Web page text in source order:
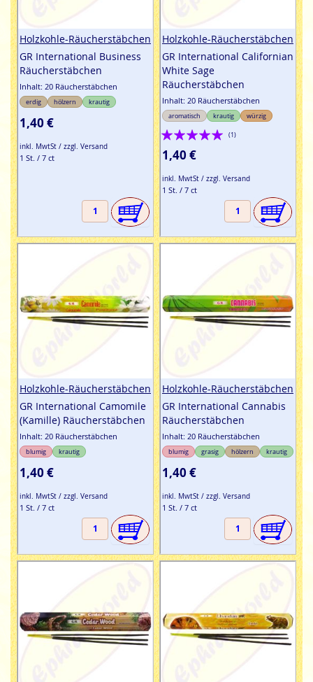
Holzkohle-Räucherstäbchen
GR International Business
Räucherstäbchen
Inhalt: 20 Räucherstäbchen
erdig hölzern krautig
1,40 €
inkl. MwtSt / zzgl. Versand
1 St. / 7 ct
Holzkohle-Räucherstäbchen
GR International Californian
White Sage
Räucherstäbchen
Inhalt: 20 Räucherstäbchen
aromatisch krautig würzig
Bewertung:
100%
(1)
1,40 €
inkl. MwtSt / zzgl. Versand
1 St. / 7 ct
Holzkohle-Räucherstäbchen
GR International Camomile
(Kamille) Räucherstäbchen
Inhalt: 20 Räucherstäbchen
blumig krautig
1,40 €
inkl. MwtSt / zzgl. Versand
1 St. / 7 ct
Holzkohle-Räucherstäbchen
GR International Cannabis
Räucherstäbchen
Inhalt: 20 Räucherstäbchen
blumig grasig hölzern krautig
1,40 €
inkl. MwtSt / zzgl. Versand
1 St. / 7 ct